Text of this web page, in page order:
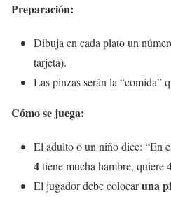
Preparación:
Dibuja en cada plato un
tarjeta).
Las pinzas serán la “comida”
Cómo se juega:
El adulto o un niño dice: “En
4tiene mucha hambre, quiere
El jugador debe colocaruna